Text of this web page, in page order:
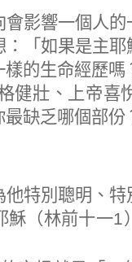
影響一個人的
「如果是主
的生命經歷嗎
健壯、上帝喜
最缺乏哪個部份
特別聰明、
穌（林前十一1